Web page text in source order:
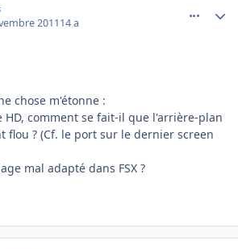
201114 a
chose m'étonne :
HD, comment se fait-il que l'arrière-plan
flou ? (Cf. le port sur le dernier screen
mal adapté dans FSX ?